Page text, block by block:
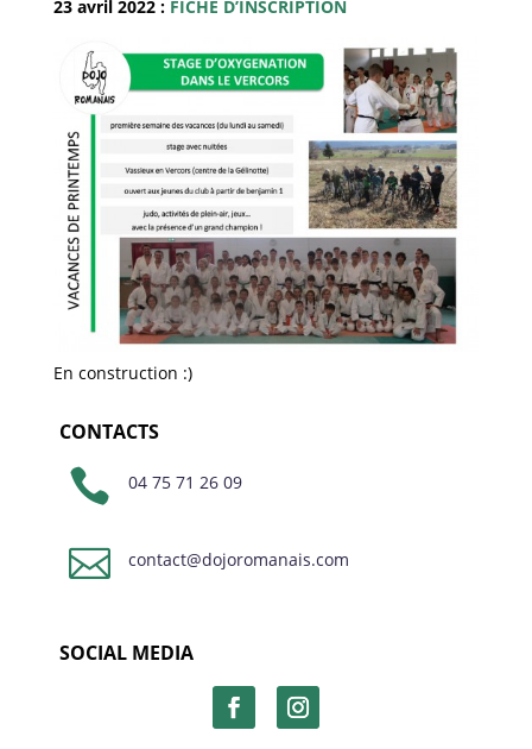
23 avril 2022 : FICHE D’INSCRIPTION
En construction :)
CONTACTS
 04 75 71 26 09
 contact@dojoromanais.com
SOCIAL MEDIA